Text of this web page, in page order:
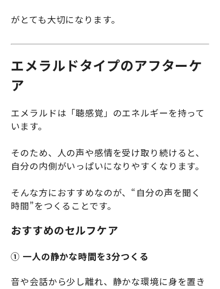
がとても大切になります。
エメラルドタイプのアフターケ
ア
エメラルドは「聴感覚」のエネルギーを持って
います。
そのため、人の声や感情を受け取り続けると、
自分の内側がいっぱいになりやすくなります。
そんな方におすすめなのが、“自分の声を聞く
時間”をつくることです。
おすすめのセルフケア
① 一人の静かな時間を3分つくる
音や会話から少し離れ、静かな環境に身を置き